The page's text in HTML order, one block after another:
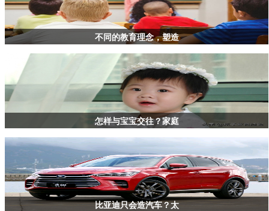
长
样
做
不同的教育理念，塑造
怎样与宝宝交往？家庭
比亚迪只会造汽车？太